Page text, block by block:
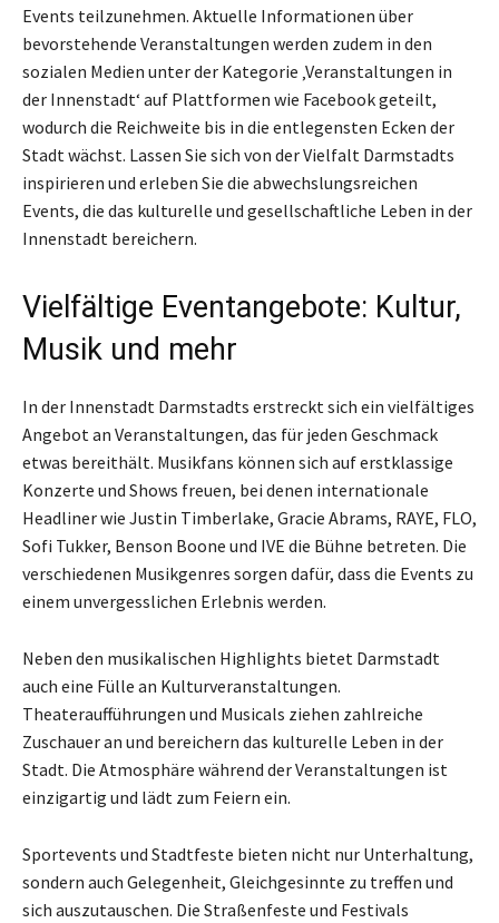
Events teilzunehmen. Aktuelle Informationen über
bevorstehende Veranstaltungen werden zudem in den
sozialen Medien unter der Kategorie ‚Veranstaltungen in
der Innenstadt‘ auf Plattformen wie Facebook geteilt,
wodurch die Reichweite bis in die entlegensten Ecken der
Stadt wächst. Lassen Sie sich von der Vielfalt Darmstadts
inspirieren und erleben Sie die abwechslungsreichen
Events, die das kulturelle und gesellschaftliche Leben in der
Innenstadt bereichern.
Vielfältige Eventangebote: Kultur,
Musik und mehr
In der Innenstadt Darmstadts erstreckt sich ein vielfältiges
Angebot an Veranstaltungen, das für jeden Geschmack
etwas bereithält. Musikfans können sich auf erstklassige
Konzerte und Shows freuen, bei denen internationale
Headliner wie Justin Timberlake, Gracie Abrams, RAYE, FLO,
Sofi Tukker, Benson Boone und IVE die Bühne betreten. Die
verschiedenen Musikgenres sorgen dafür, dass die Events zu
einem unvergesslichen Erlebnis werden.
Neben den musikalischen Highlights bietet Darmstadt
auch eine Fülle an Kulturveranstaltungen.
Theateraufführungen und Musicals ziehen zahlreiche
Zuschauer an und bereichern das kulturelle Leben in der
Stadt. Die Atmosphäre während der Veranstaltungen ist
einzigartig und lädt zum Feiern ein.
Sportevents und Stadtfeste bieten nicht nur Unterhaltung,
sondern auch Gelegenheit, Gleichgesinnte zu treffen und
sich auszutauschen. Die Straßenfeste und Festivals